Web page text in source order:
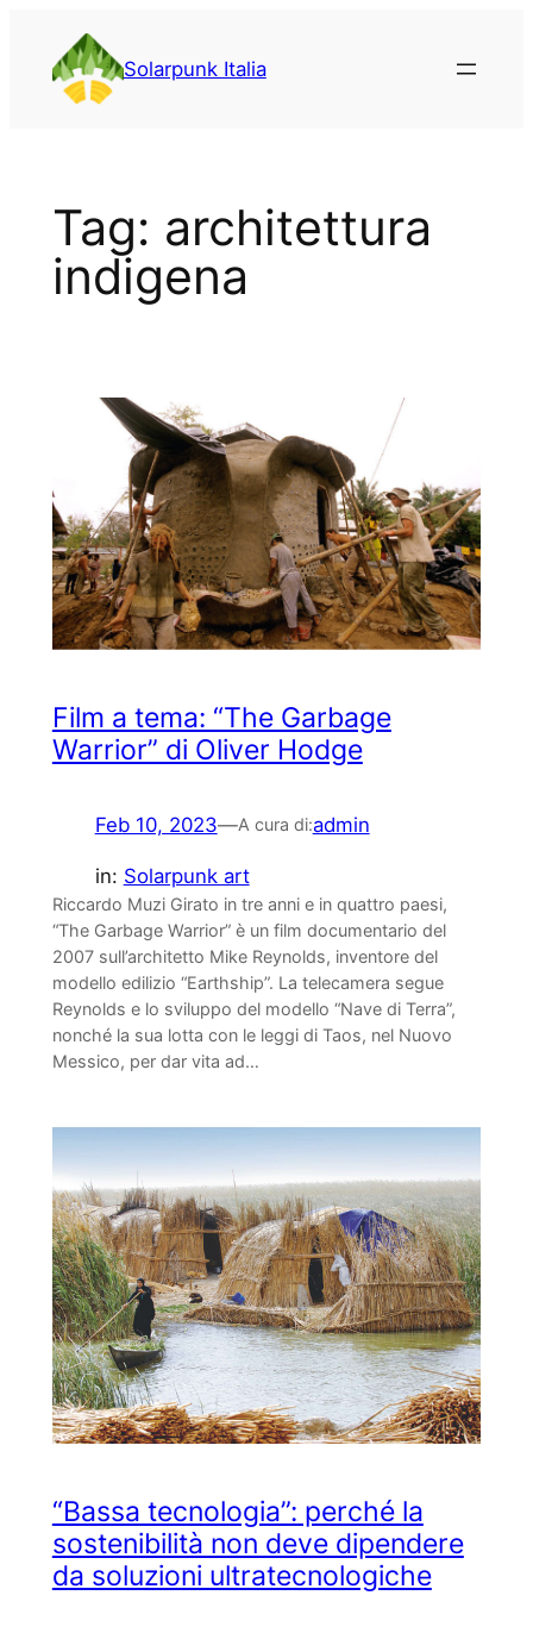
contenuto
Solarpunk Italia
Tag: architettura
indigena
Film a tema: “The Garbage
Warrior” di Oliver Hodge
Feb 10, 2023—A cura di:admin
in: Solarpunk art
Riccardo Muzi Girato in tre anni e in quattro paesi,
“The Garbage Warrior” è un film documentario del
2007 sull’architetto Mike Reynolds, inventore del
modello edilizio “Earthship”. La telecamera segue
Reynolds e lo sviluppo del modello “Nave di Terra”,
nonché la sua lotta con le leggi di Taos, nel Nuovo
Messico, per dar vita ad…
“Bassa tecnologia”: perché la
sostenibilità non deve dipendere
da soluzioni ultratecnologiche